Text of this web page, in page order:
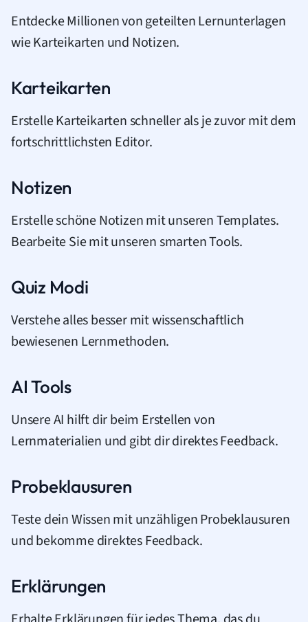
Entdecke Millionen von geteilten Lernunterlagen
wie Karteikarten und Notizen.
Karteikarten
Erstelle Karteikarten schneller als je zuvor mit dem
fortschrittlichsten Editor.
Notizen
Erstelle schöne Notizen mit unseren Templates.
Bearbeite Sie mit unseren smarten Tools.
Quiz Modi
Verstehe alles besser mit wissenschaftlich
bewiesenen Lernmethoden.
AI Tools
Unsere AI hilft dir beim Erstellen von
Lernmaterialien und gibt dir direktes Feedback.
Probeklausuren
Teste dein Wissen mit unzähligen Probeklausuren
und bekomme direktes Feedback.
Erklärungen